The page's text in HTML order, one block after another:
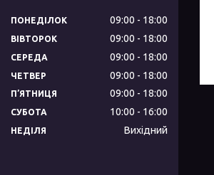
ПОНЕДІЛОК 09:00 18:00
ВІВТОРОК 09:00 18:00
СЕРЕДА 09:00 18:00
ЧЕТВЕР 09:00 18:00
ПʼЯТНИЦЯ 09:00 18:00
СУБОТА 10:00 16:00
НЕДІЛЯ Вихідний